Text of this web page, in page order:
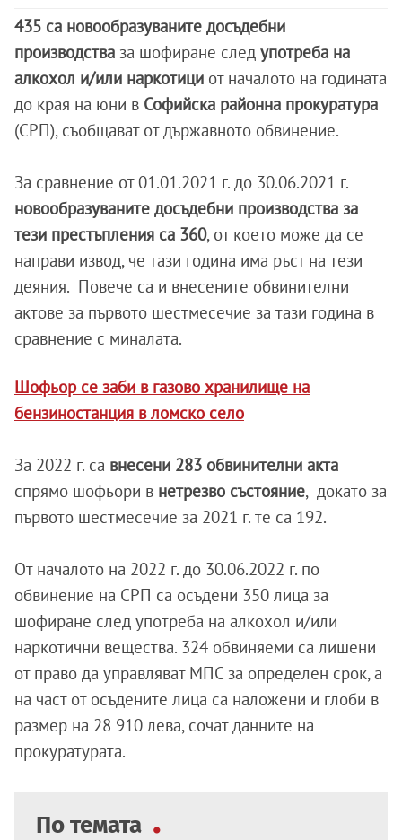
435 са новообразуваните досъдебни
производства за шофиране след употреба на
алкохол и/или наркотици от началото на годината
до края на юни в Софийска районна прокуратура
(СРП), съобщават от държавното обвинение.
За сравнение от 01.01.2021 г. до 30.06.2021 г.
новообразуваните досъдебни производства за
тези престъпления са 360, от което може да се
направи извод, че тази година има ръст на тези
деяния. Повече са и внесените обвинителни
актове за първото шестмесечие за тази година в
сравнение с миналата.
Шофьор се заби в газово хранилище на
бензиностанция в ломско село
За 2022 г. са внесени 283 обвинителни акта
спрямо шофьори в нетрезво състояние, докато за
първото шестмесечие за 2021 г. те са 192.
От началото на 2022 г. до 30.06.2022 г. по
обвинение на СРП са осъдени 350 лица за
шофиране след употреба на алкохол и/или
наркотични вещества. 324 обвиняеми са лишени
от право да управляват МПС за определен срок, а
на част от осъдените лица са наложени и глоби в
размер на 28 910 лева, сочат данните на
прокуратурата.
По темата